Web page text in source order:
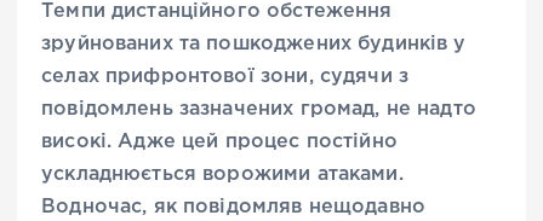
Темпи дистанційного обстеження
зруйнованих та пошкоджених будинків у
селах прифронтової зони, судячи з
повідомлень зазначених громад, не надто
високі. Адже цей процес постійно
ускладнюється ворожими атаками.
Водночас, як повідомляв нещодавно